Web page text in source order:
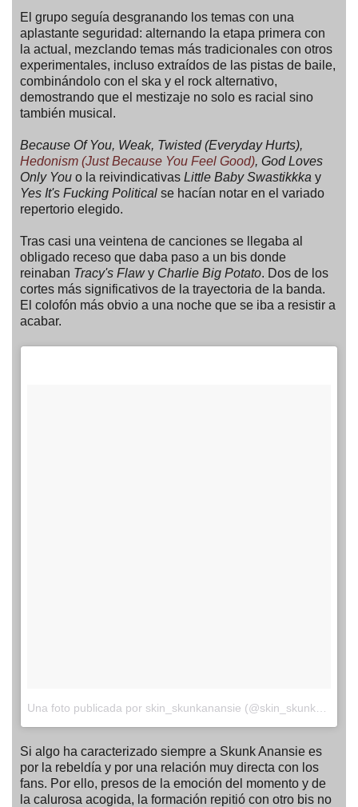
El grupo seguía desgranando los temas con una
aplastante seguridad: alternando la etapa primera con
la actual, mezclando temas más tradicionales con otros
experimentales, incluso extraídos de las pistas de baile,
combinándolo con el ska y el rock alternativo,
demostrando que el mestizaje no solo es racial sino
también musical.
Because Of You, Weak, Twisted (Everyday Hurts),
Hedonism (Just Because You Feel Good), God Loves
Only You o la reivindicativas Little Baby Swastikkka y
Yes It's Fucking Political se hacían notar en el variado
repertorio elegido.
Tras casi una veintena de canciones se llegaba al
obligado receso que daba paso a un bis donde
reinaban Tracy's Flawy Charlie Big Potato. Dos de los
cortes más significativos de la trayectoria de la banda.
El colofón más obvio a una noche que se iba a resistir a
acabar.
Si algo ha caracterizado siempre a Skunk Anansie es
por la rebeldía y por una relación muy directa con los
fans. Por ello, presos de la emoción del momento y de
la calurosa acogida, la formación repitió con otro bis no